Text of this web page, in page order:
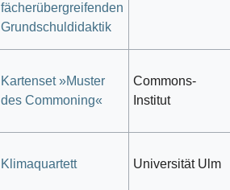
fächerübergreifenden
Grundschuldidaktik
Kartenset »Muster
des Commoning«
Commons-
Institut
Klimaquartett Universität Ulm